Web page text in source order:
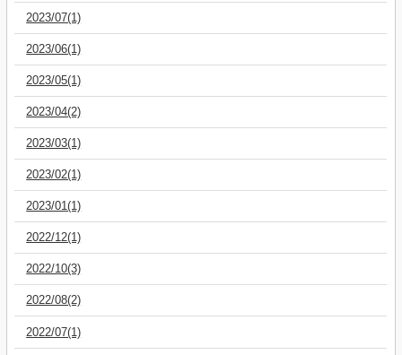
2023/07(1)
2023/06(1)
2023/05(1)
2023/04(2)
2023/03(1)
2023/02(1)
2023/01(1)
2022/12(1)
2022/10(3)
2022/08(2)
2022/07(1)